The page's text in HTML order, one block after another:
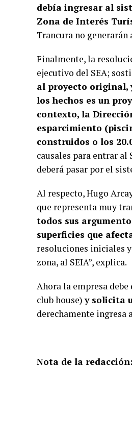
debía ingresar al
Zona de Interés
Trancura no
Finalmente, la
ejecutivo del SEA;
al proyecto original,
los hechos es un
contexto, la
esparcimiento
construidos o los
causales para entrar al
deberá pasar por el
Al respecto, Hugo
que representa muy
todos sus
superficies que
resoluciones iniciales
zona, al SEIA”, explica.
Ahora la empresa
club house)y solicita
derechamente ingresa
Nota de la redacción: